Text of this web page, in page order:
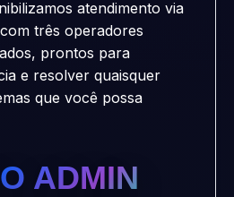
atendimento via
três operadores
prontos para
e resolver quaisquer
que você possa
ADMIN